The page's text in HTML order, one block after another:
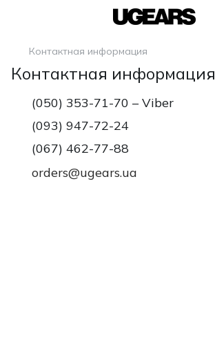
Контактная информация
Контактная информация
(050) 353-71-70 – Viber
(093) 947-72-24
(067) 462-77-88
orders@ugears.ua